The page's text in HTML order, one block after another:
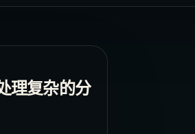
理复杂的分